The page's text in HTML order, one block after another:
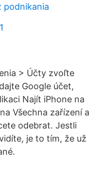
podnikania
> Účty zvoľte
Google účet,
Najít iPhone na
Všechna zařízení a
odebrat. Jestli
je to tím, že už